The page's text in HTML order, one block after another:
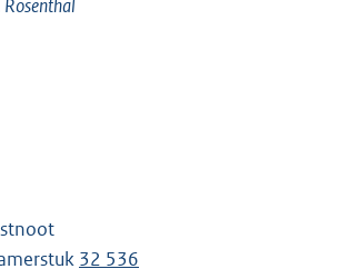
Rosenthal
32 536